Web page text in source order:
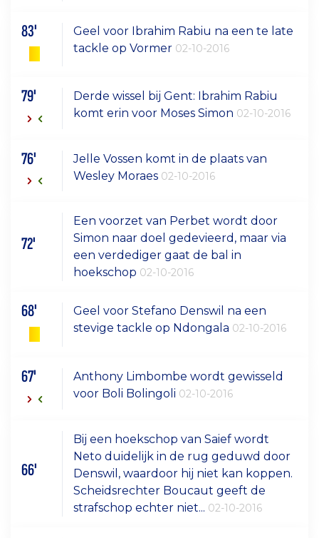
83'
Geel voor Ibrahim Rabiu na een te late
tackle op Vormer 02-10-2016
79'
Derde wissel bij Gent: Ibrahim Rabiu
komt erin voor Moses Simon 02-10-2016
76'
Jelle Vossen komt in de plaats van
Wesley Moraes 02-10-2016
72'
Een voorzet van Perbet wordt door
Simon naar doel gedevieerd, maar via
een verdediger gaat de bal in
hoekschop 02-10-2016
68'
Geel voor Stefano Denswil na een
stevige tackle op Ndongala 02-10-2016
67'
Anthony Limbombe wordt gewisseld
voor Boli Bolingoli 02-10-2016
66'
Bij een hoekschop van Saief wordt
Neto duidelijk in de rug geduwd door
Denswil, waardoor hij niet kan koppen.
Scheidsrechter Boucaut geeft de
strafschop echter niet... 02-10-2016